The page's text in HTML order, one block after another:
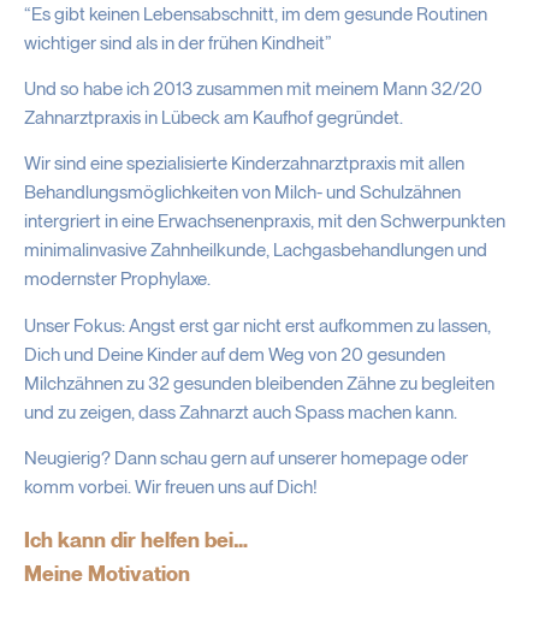
“Es gibt keinen Lebensabschnitt, im dem gesunde Routinen
wichtiger sind als in der frühen Kindheit”
Und so habe ich 2013 zusammen mit meinem Mann 32/20
Zahnarztpraxis in Lübeck am Kaufhof gegründet.
Wir sind eine spezialisierte Kinderzahnarztpraxis mit allen
Behandlungsmöglichkeiten von Milch- und Schulzähnen
intergriert in eine Erwachsenenpraxis, mit den Schwerpunkten
minimalinvasive Zahnheilkunde, Lachgasbehandlungen und
modernster Prophylaxe.
Unser Fokus: Angst erst gar nicht erst aufkommen zu lassen,
Dich und Deine Kinder auf dem Weg von 20 gesunden
Milchzähnen zu 32 gesunden bleibenden Zähne zu begleiten
und zu zeigen, dass Zahnarzt auch Spass machen kann.
Neugierig? Dann schau gern auf unserer homepage oder
komm vorbei. Wir freuen uns auf Dich!
Ich kann dir helfen bei…
Meine Motivation